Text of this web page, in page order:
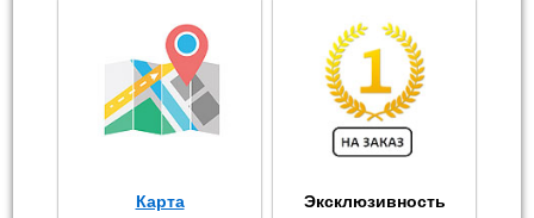
Карта Эксклюзивность